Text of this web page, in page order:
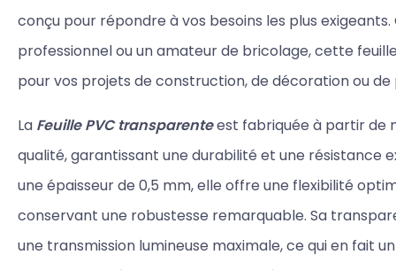
conçu pour répondre à vos besoins les plus exigeants.
professionnel ou un amateur de bricolage, cette
pour vos projets de construction, de décoration ou
La Feuille PVC transparenteest fabriquée à partir de
qualité, garantissant une durabilité et une résistance
une épaisseur de 0,5 mm, elle offre une flexibilité
conservant une robustesse remarquable. Sa
une transmission lumineuse maximale, ce qui en fait